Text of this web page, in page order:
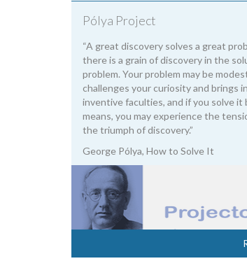
Pólya Project
“A great discovery solves a great
there is a grain of discovery in the
problem. Your problem may be
challenges your curiosity and brings
inventive faculties, and if you solve it
means, you may experience the
the triumph of discovery.”
George Pólya, How to Solve It